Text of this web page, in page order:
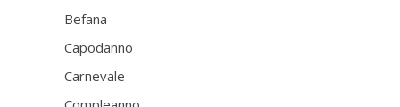
Befana
Capodanno
Carnevale